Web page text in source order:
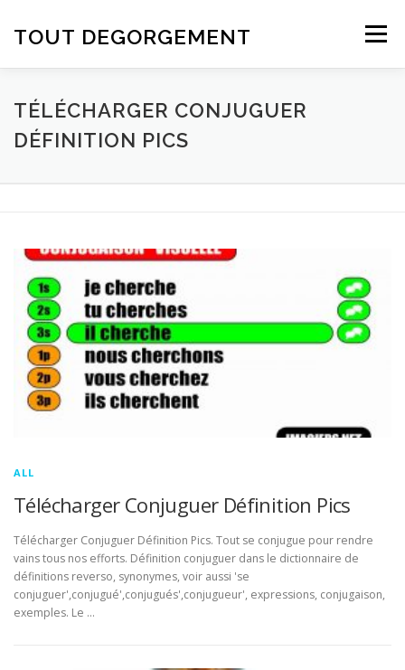
TOUT DEGORGEMENT Menu
TÉLÉCHARGER CONJUGUER
DÉFINITION PICS
ALL
Télécharger Conjuguer Définition Pics
Télécharger Conjuguer Définition Pics. Tout se conjugue pour rendre
vains tous nos efforts. Définition conjuguer dans le dictionnaire de
définitions reverso, synonymes, voir aussi 'se
conjuguer',conjugué',conjugués',conjugueur', expressions, conjugaison,
exemples. Le …